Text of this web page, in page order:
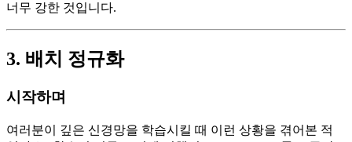
너무 강한 것입니다.
3. 배치 정규화
시작하며
여러분이 깊은 신경망을 학습시킬 때 이런 상황을 겪어본 적